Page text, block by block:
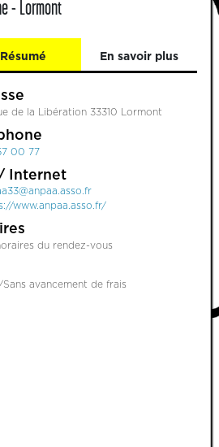
- Lormont
Résumé En savoir plus
de la Libération 33310 Lormont
00 77
Internet
www.anpaa.asso.fr/
du rendez-vous
avancement de frais